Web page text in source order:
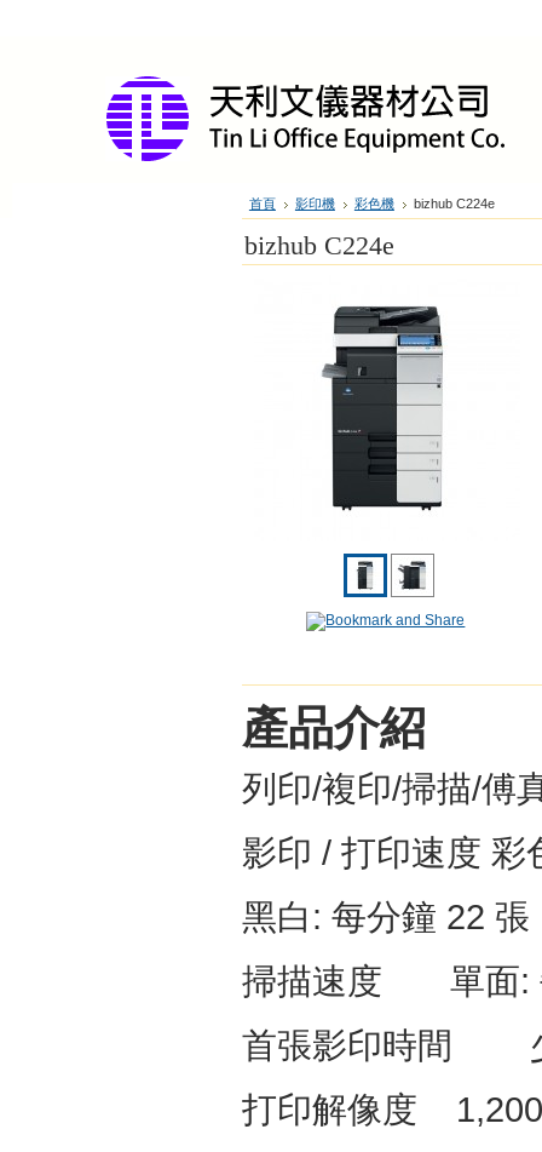
首頁 影印機 彩色機 bizhub C224e
bizhub C224e
產品介紹
列印/複印/掃描/傅
影印 / 打印速度 彩
黑白 : 每分鐘 22 張
掃描速度
單面:
首張影印時間
打印解像度